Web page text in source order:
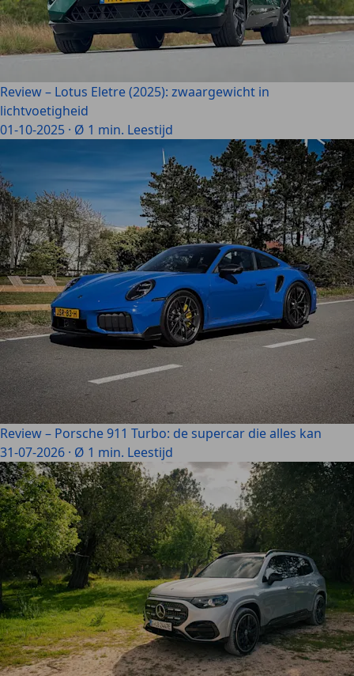
Review – Lotus Eletre (2025): zwaargewicht in
lichtvoetigheid
01-10-2025 · Ø 1 min. Leestijd
Review – Porsche 911 Turbo: de supercar die alles kan
31-07-2026 · Ø 1 min. Leestijd